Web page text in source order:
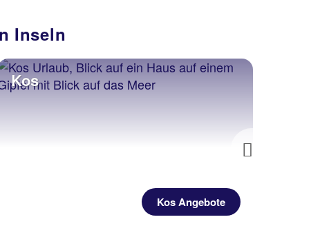
Inseln
Kos
Kos Angebote